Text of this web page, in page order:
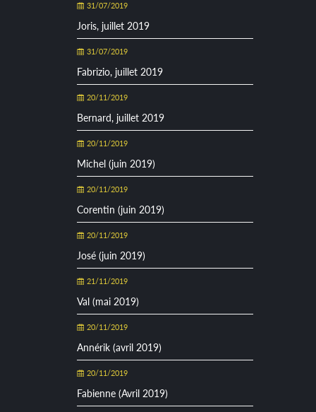
31/07/2019
Joris, juillet 2019
31/07/2019
Fabrizio, juillet 2019
20/11/2019
Bernard, juillet 2019
20/11/2019
Michel (juin 2019)
20/11/2019
Corentin (juin 2019)
20/11/2019
José (juin 2019)
21/11/2019
Val (mai 2019)
20/11/2019
Annérik (avril 2019)
20/11/2019
Fabienne (Avril 2019)